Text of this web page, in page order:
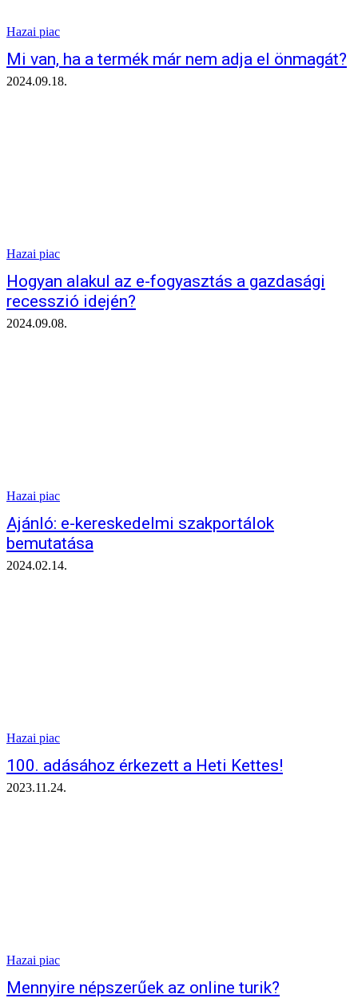
Hazai piac
Mi van, ha a termék már nem adja el önmagát?
2024.09.18.
Hazai piac
Hogyan alakul az e-fogyasztás a gazdasági
recesszió idején?
2024.09.08.
Hazai piac
Ajánló: e-kereskedelmi szakportálok
bemutatása
2024.02.14.
Hazai piac
100. adásához érkezett a Heti Kettes!
2023.11.24.
Hazai piac
Mennyire népszerűek az online turik?